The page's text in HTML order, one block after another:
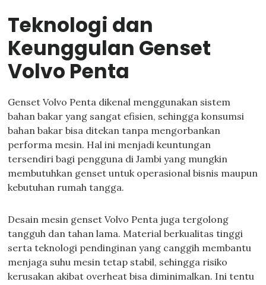
Teknologi dan
Keunggulan Genset
Volvo Penta
Genset Volvo Penta dikenal menggunakan sistem
bahan bakar yang sangat efisien, sehingga konsumsi
bahan bakar bisa ditekan tanpa mengorbankan
performa mesin. Hal ini menjadi keuntungan
tersendiri bagi pengguna di Jambi yang mungkin
membutuhkan genset untuk operasional bisnis maupun
kebutuhan rumah tangga.
Desain mesin genset Volvo Penta juga tergolong
tangguh dan tahan lama. Material berkualitas tinggi
serta teknologi pendinginan yang canggih membantu
menjaga suhu mesin tetap stabil, sehingga risiko
kerusakan akibat overheat bisa diminimalkan. Ini tentu